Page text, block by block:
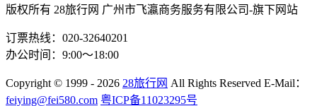
版权所有 28旅行网 广州市飞瀛商务服务有限公司-旗下网站
订票热线：020-32640201
办公时间：9:00～18:00
Copyright © 1999 - 2026 28旅行网 All Rights Reserved E-Mail：
feiying@fei580.com 粤ICP备11023295号